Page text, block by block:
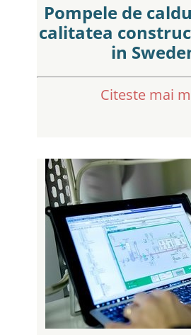
Pompele de
calitatea
in
Citeste mai